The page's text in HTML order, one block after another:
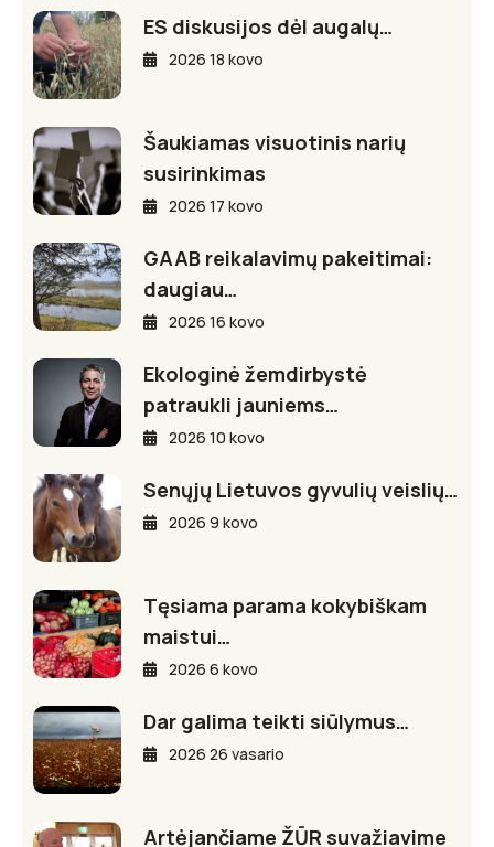
ES diskusijos dėl augalų…
2026 18 kovo
Šaukiamas visuotinis narių
susirinkimas
2026 17 kovo
GAAB reikalavimų pakeitimai:
daugiau…
2026 16 kovo
Ekologinė žemdirbystė
patraukli jauniems…
2026 10 kovo
Senųjų Lietuvos gyvulių veislių…
2026 9 kovo
Tęsiama parama kokybiškam
maistui…
2026 6 kovo
Dar galima teikti siūlymus…
2026 26 vasario
Artėjančiame ŽŪR suvažiavime